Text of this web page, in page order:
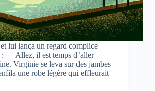
et lui lança un regard complice
: — Allez, il est temps d’aller
Virginie se leva sur des jambes
une robe légère qui effleurait